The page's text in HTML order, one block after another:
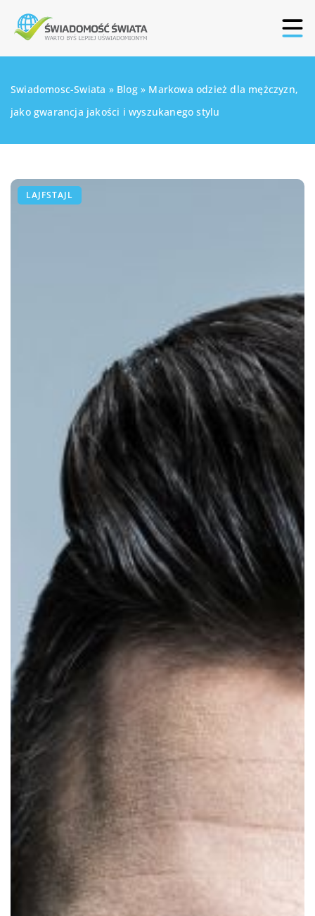
Swiadomosc-Swiata » Blog» Markowa odzież dla mężczyzn,
jako gwarancja jakości i wyszukanego stylu
LAJFSTAJL